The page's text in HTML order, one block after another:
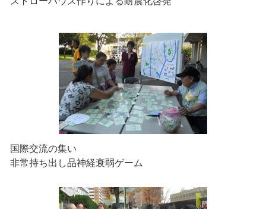
国際交流の集い
非常持ち出し品神経衰弱ゲーム